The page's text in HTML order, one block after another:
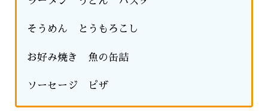
そうめん とうもろこし
お好み焼き 魚の缶詰
ソーセージ ピザ